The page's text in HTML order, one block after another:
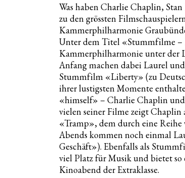
Was haben Charlie Chaplin,
zu den grössten
Kammerphilharmonie
Unter dem Titel «Stummfilme –
Kammerphilharmonie unter der
Anfang machen dabei Laurel
Stummfilm «Liberty» (zu
ihrer lustigsten Momente
«himself» – Charlie Chaplin
vielen seiner Filme zeigt
«Tramp», dem durch eine Reihe
Abends kommen noch einmal
Geschäft»). Ebenfalls als
viel Platz für Musik und bietet
Kinoabend der Extraklasse.